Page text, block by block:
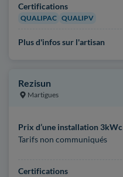
Certifications
QUALIPAC QUALIPV
Plus d'infos sur l'artisan
Rezisun
Martigues
Prix d’une installation 3kWc
Tarifs non communiqués
Certifications